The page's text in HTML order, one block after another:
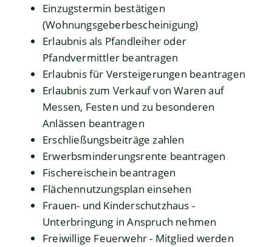
Einzugstermin bestätigen
(Wohnungsgeberbescheinigung)
Erlaubnis als Pfandleiher oder
Pfandvermittler beantragen
Erlaubnis für Versteigerungen beantragen
Erlaubnis zum Verkauf von Waren auf
Messen, Festen und zu besonderen
Anlässen beantragen
Erschließungsbeiträge zahlen
Erwerbsminderungsrente beantragen
Fischereischein beantragen
Flächennutzungsplan einsehen
Frauen- und Kinderschutzhaus -
Unterbringung in Anspruch nehmen
Freiwillige Feuerwehr - Mitglied werden